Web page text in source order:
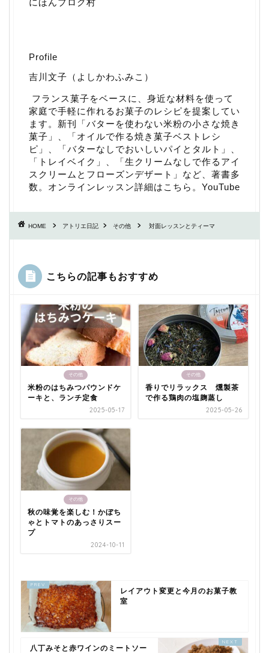
にほんブログ村
Profile
吉川文子（よしかわふみこ）
フランス菓子をベースに、身近な材料を使って
家庭で手軽に作れるお菓子のレシピを提案してい
ます。新刊「バターを使わない米粉の小さな焼き
菓子 」、「オイルで作る焼き菓子ベストレシ
ピ 」、「バターなしでおいしいパイとタルト 」、
「 トレイベイク 」、「生クリームなしで作るアイ
スクリームとフローズンデザート 」など、著書多
数。 オンラインレッスン詳細はこちら 。 YouTube
HOME アトリエ日記 その他 対面レッスンとティーマ
こちらの記事もおすすめ
その他
米粉のはちみつパウンドケ
ーキと、ランチ定食
2025-05-17
その他
香りでリラックス 燻製茶
で作る鶏肉の塩麹蒸し
2025-05-26
その他
秋の味覚を楽しむ！かぼち
ゃとトマトのあっさりスー
プ
2024-10-11
レイアウト変更と今月のお菓子教
室
八丁みそと赤ワインのミートソー